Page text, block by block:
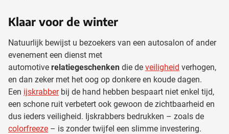
Klaar voor de winter
Natuurlijk bewijst u bezoekers van een autosalon of ander
evenement een dienst met
automotive relatiegeschenken die de veiligheid verhogen,
en dan zeker met het oog op donkere en koude dagen.
Een ijskrabberbij de hand hebben bespaart niet enkel tijd,
een schone ruit verbetert ook gewoon de zichtbaarheid en
dus ieders veiligheid. Ijskrabbers bedrukken – zoals de
colorfreeze – is zonder twijfel een slimme investering.